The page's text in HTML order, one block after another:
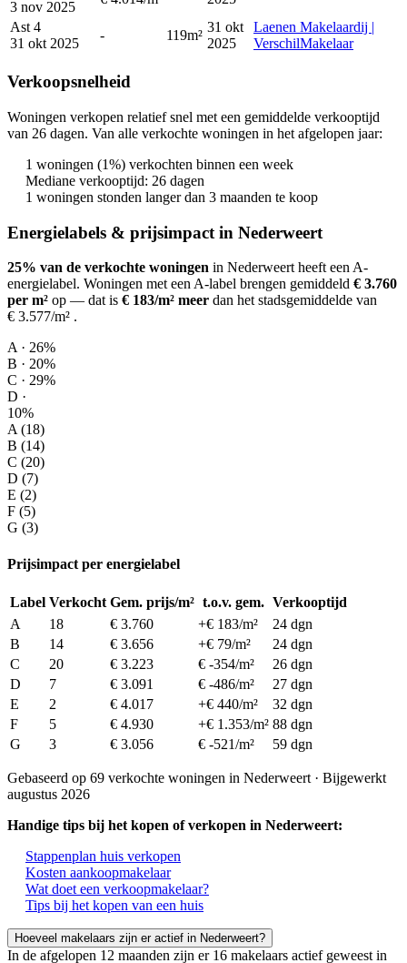
3 nov 2025
Ast 4
31 okt 2025
- 119m²
31 okt
2025
Laenen Makelaardij |
VerschilMakelaar
Verkoopsnelheid
Woningen verkopen relatief snel met een gemiddelde verkooptijd
van 26 dagen. Van alle verkochte woningen in het afgelopen jaar:
1 woningen (1%) verkochten binnen een week
Mediane verkooptijd: 26 dagen
1 woningen stonden langer dan 3 maanden te koop
Energielabels & prijsimpact in Nederweert
25% van de verkochte woningen in Nederweert heeft een A-
energielabel. Woningen met een A-label brengen gemiddeld € 3.760
per m² op — dat is € 183/m² meer dan het stadsgemiddelde van
€ 3.577/m² .
A · 26%
B · 20%
C · 29%
D ·
10%
A (18)
B (14)
C (20)
D (7)
E (2)
F (5)
G (3)
Prijsimpact per energielabel
Label Verkocht Gem. prijs/m² t.o.v. gem. Verkooptijd
A
18 € 3.760 +€ 183/m²
24 dgn
B
14 € 3.656 +€ 79/m²
24 dgn
C
20 € 3.223 € -354/m²
26 dgn
D
7 € 3.091 € -486/m²
27 dgn
E
2 € 4.017 +€ 440/m²
32 dgn
F
5 € 4.930 +€ 1.353/m² 88 dgn
G
3 € 3.056 € -521/m² 59 dgn
Gebaseerd op 69 verkochte woningen in Nederweert · Bijgewerkt
augustus 2026
Handige tips bij het kopen of verkopen in Nederweert:
Stappenplan huis verkopen
Kosten aankoopmakelaar
Wat doet een verkoopmakelaar?
Tips bij het kopen van een huis
Hoeveel makelaars zijn er actief in Nederweert?
In de afgelopen 12 maanden zijn er 16 makelaars actief geweest in